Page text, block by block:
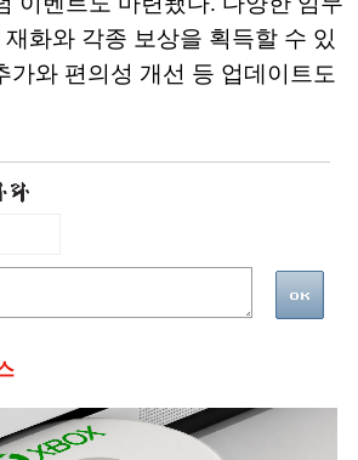
화와 각종 보상을 획득할 수 있
가와 편의성 개선 등 업데이트도